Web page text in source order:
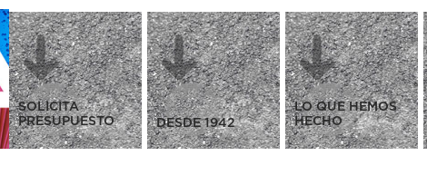
SOLICITA
PRESUPUESTO
DESDE 1942
LO QUE HEMOS
HECHO